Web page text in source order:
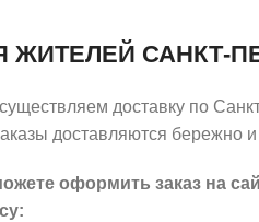
ЖИТЕЛЕЙ САНКТ-
доставку по
доставляются бережно
оформить заказ на